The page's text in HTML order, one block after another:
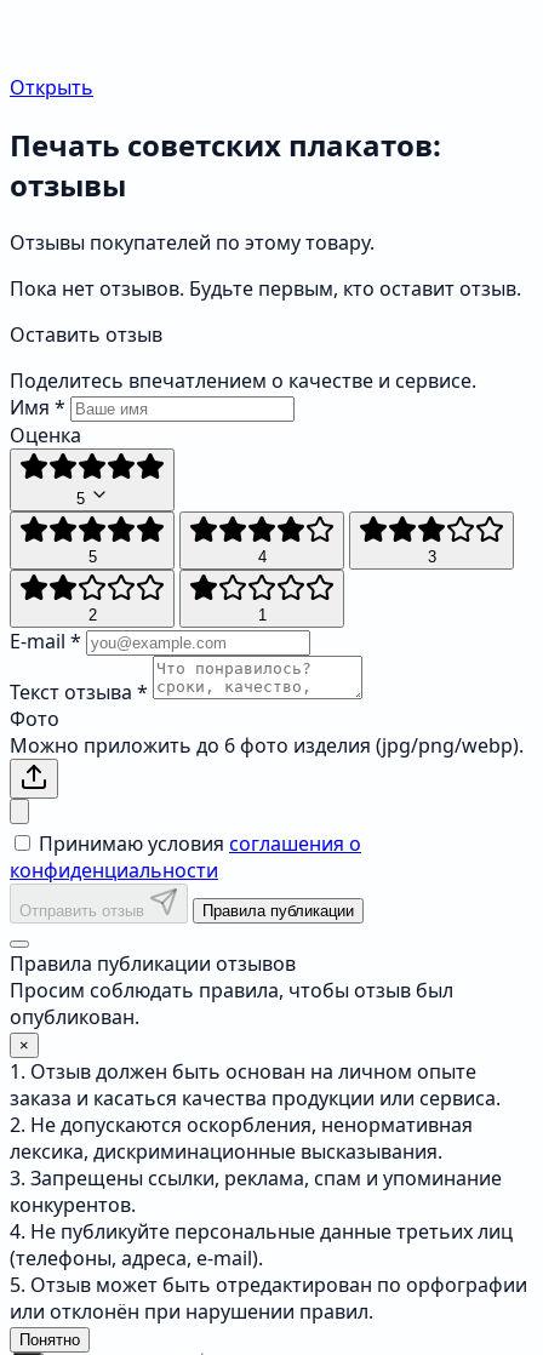
Открыть
Печать советских плакатов:
отзывы
Отзывы покупателей по этому товару.
Пока нет отзывов. Будьте первым, кто оставит отзыв.
Оставить отзыв
Поделитесь впечатлением о качестве и сервисе.
Имя *
Оценка
5
5 4 3
2 1
E-mail *
Текст отзыва *
Фото
Можно приложить до 6 фото изделия (jpg/png/webp).
Принимаю условия соглашения о
конфиденциальности
Отправить отзыв Правила публикации
Правила публикации отзывов
Просим соблюдать правила, чтобы отзыв был
опубликован.
×
1. Отзыв должен быть основан на личном опыте
заказа и касаться качества продукции или сервиса.
2. Не допускаются оскорбления, ненормативная
лексика, дискриминационные высказывания.
3. Запрещены ссылки, реклама, спам и упоминание
конкурентов.
4. Не публикуйте персональные данные третьих лиц
(телефоны, адреса, e-mail).
5. Отзыв может быть отредактирован по орфографии
или отклонён при нарушении правил.
Понятно